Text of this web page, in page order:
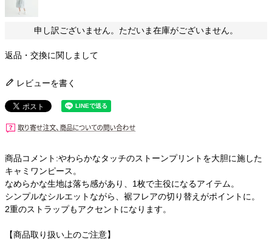
申し訳ございません。ただいま在庫がございません。
返品・交換に関しまして
レビューを書く
商品コメント:やわらかなタッチのストーンプリントを大胆に施した
キャミワンピース。
なめらかな生地は落ち感があり、1枚で主役になるアイテム。
シンプルなシルエットながら、裾フレアの切り替えがポイントに。
2重のストラップもアクセントになります。
【商品取り扱い上のご注意】